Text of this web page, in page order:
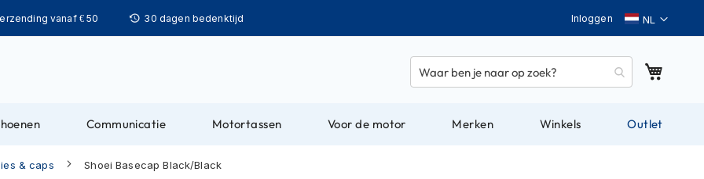
vanaf € 50 30 dagen bedenktijd Taal
Inloggen
Communicatie Motortassen Voor de motor Merken Winkels Outlet
& caps Shoei Basecap Black/Black